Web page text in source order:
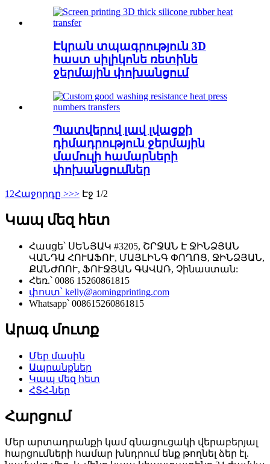
Էկրան տպագրություն 3D
հաստ սիլիկոնե ռետինե
ջերմային փոխանցում
Պատվերով լավ լվացքի
դիմադրություն ջերմային
մամուլի համարների
փոխանցումներ
1 2Հաջորդը >>> Էջ 1/2
Կապ մեզ հետ
Հասցե՝ ՍԵՆՅԱԿ #3205, ՇՐՋԱՆ Է ՋԻՆՁՅԱՆ
ՎԱՆԴԱ ՀՈՒԱՖՈՒ, ՄԱՅԼԻՆԳ ՓՈՂՈՑ, ՋԻՆՁՅԱՆ,
ՔԱՆԺՈՈՒ, ՖՈՒՋՅԱՆ ԳԱՎԱՌ, Չինաստան:
Հեռ.՝ 0086 15260861815
փոստ՝ kelly@aomingprinting.com
Whatsapp՝ 008615260861815
Արագ մուտք
Մեր մասին
Ապրանքներ
Կապ մեզ հետ
ՀՏՀ-ներ
Հարցում
Մեր արտադրանքի կամ գնացուցակի վերաբերյալ
հարցումների համար խնդրում ենք թողնել ձեր էլ.